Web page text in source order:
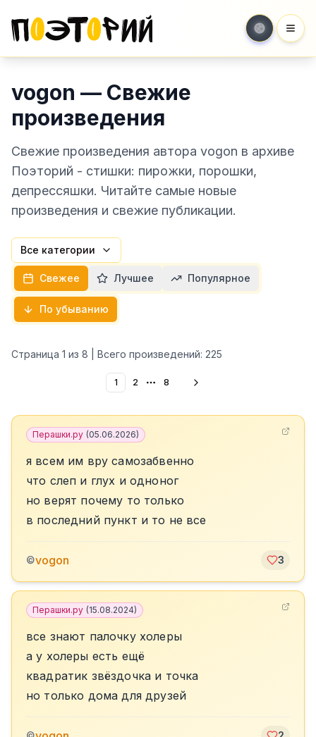
vogon — Свежие
произведения
Свежие произведения автора vogon в архиве
Поэторий - стишки: пирожки, порошки,
депрессяшки. Читайте самые новые
произведения и свежие публикации.
Все категории
Свежее Лучшее Популярное
По убыванию
Страница 1 из 8 | Всего произведений: 225
1 2 More pages
8
Перашки.ру (05.06.2026)
я всем им вру самозабвенно
что слеп и глух и одноног
но верят почему то только
в последний пункт и то не все
©vogon 3
Перашки.ру (15.08.2024)
все знают палочку холеры
а у холеры есть ещё
квадратик звёздочка и точка
но только дома для друзей